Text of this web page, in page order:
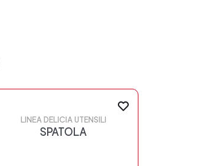
LINEA DELICIA UTENSILI
SPATOLA